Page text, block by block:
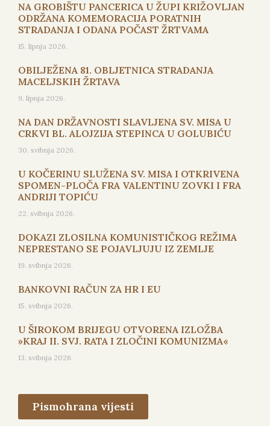
NA GROBIŠTU PANCERICA U ŽUPI KRIŽOVLJAN
ODRŽANA KOMEMORACIJA PORATNIH
STRADANJA I ODANA POČAST ŽRTVAMA
15. lipnja 2026.
OBILJEŽENA 81. OBLJETNICA STRADANJA
MACELJSKIH ŽRTAVA
9. lipnja 2026.
NA DAN DRŽAVNOSTI SLAVLJENA SV. MISA U
CRKVI BL. ALOJZIJA STEPINCA U GOLUBIĆU
30. svibnja 2026.
U KOČERINU SLUŽENA SV. MISA I OTKRIVENA
SPOMEN-PLOČA FRA VALENTINU ZOVKI I FRA
ANDRIJI TOPIĆU
22. svibnja 2026.
DOKAZI ZLOSILNA KOMUNISTIČKOG REŽIMA
NEPRESTANO SE POJAVLJUJU IZ ZEMLJE
19. svibnja 2026.
BANKOVNI RAČUN ZA HR I EU
15. svibnja 2026.
U ŠIROKOM BRIJEGU OTVORENA IZLOŽBA
»KRAJ II. SVJ. RATA I ZLOČINI KOMUNIZMA«
13. svibnja 2026.
Pismohrana vijesti